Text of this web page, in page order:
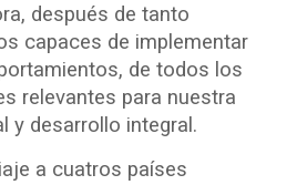
después de tanto
capaces de implementar
de todos los
relevantes para nuestra
y desarrollo integral.
a cuatros países